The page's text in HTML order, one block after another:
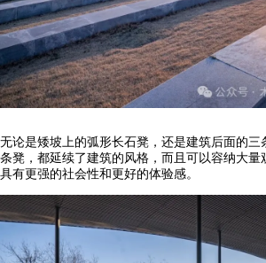
无论是矮坡上的弧形长石凳，还是建筑后面的三
条凳，都延续了建筑的风格，而且可以容纳大
具有更强的社会性和更好的体验感。